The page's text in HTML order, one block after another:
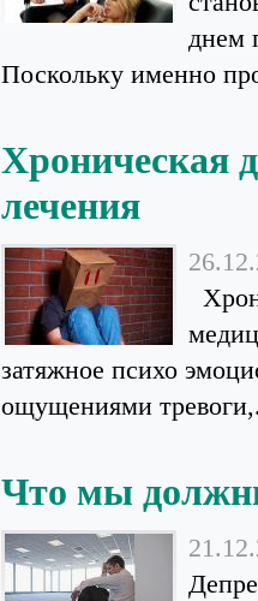
днем
Поскольку именно
Хроническая
лечения
затяжное психо
ощущениями
Что мы